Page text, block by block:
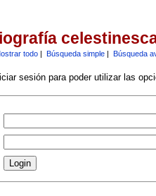
todo| Búsqueda simple| Búsqueda
sesión para poder utilizar las